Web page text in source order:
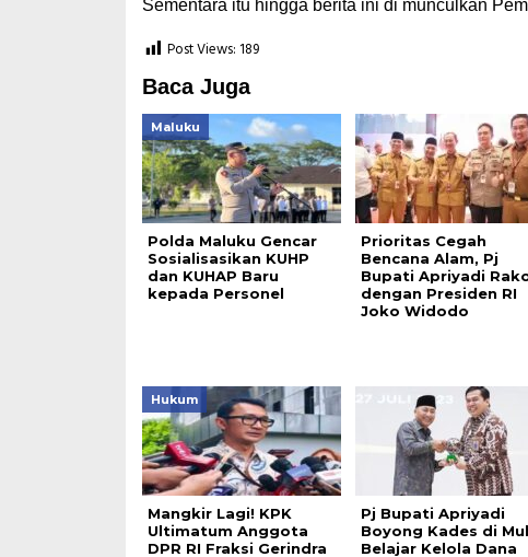
Sementara itu hingga berita ini di munculkan
Post Views: 189
Baca Juga
Maluku
Polda Maluku Gencar
Sosialisasikan KUHP
dan KUHAP Baru
kepada Personel
Prioritas Cegah
Bencana Alam, Pj
Bupati Apriyadi
dengan Presiden RI
Joko Widodo
Hukum
Mangkir Lagi! KPK
Ultimatum Anggota
DPR RI Fraksi Gerindra
Pj Bupati Apriyadi
Boyong Kades di
Belajar Kelola Dana